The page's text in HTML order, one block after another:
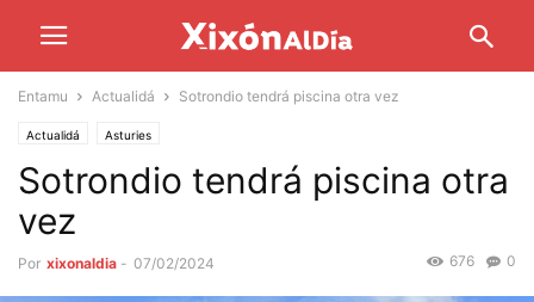
Entamu Actualidá Sotrondio tendrá piscina otra vez
Actualidá Asturies
Sotrondio tendrá piscina otra
vez
Por xixonaldia - 07/02/2024 0
676